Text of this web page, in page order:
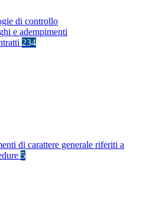
di controllo
e adempimenti
234
di carattere generale riferiti a
5